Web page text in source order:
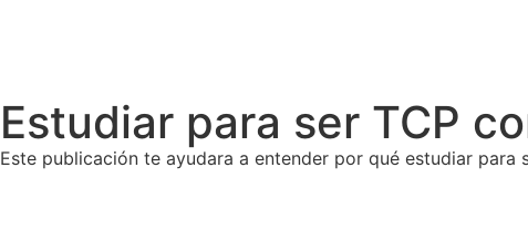
Estudiar para ser TCP
Este publicación te ayudara a entender por qué estudiar